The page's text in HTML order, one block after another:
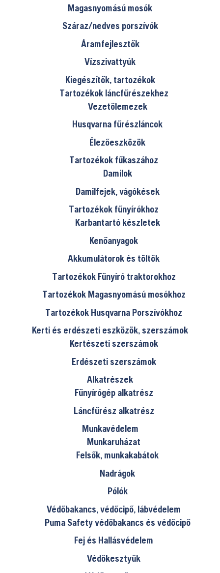
Magasnyomású mosók
Száraz/nedves porszívók
Áramfejlesztők
Vízszivattyúk
Kiegészítők, tartozékok
Tartozékok láncfűrészekhez
Vezetőlemezek
Husqvarna fűrészláncok
Élezőeszközök
Tartozékok fűkaszához
Damilok
Damilfejek, vágókések
Tartozékok fűnyírókhoz
Karbantartó készletek
Kenőanyagok
Akkumulátorok és töltők
Tartozékok Fűnyíró traktorokhoz
Tartozékok Magasnyomású mosókhoz
Tartozékok Husqvarna Porszívókhoz
Kerti és erdészeti eszközök, szerszámok
Kertészeti szerszámok
Erdészeti szerszámok
Alkatrészek
Fűnyírógép alkatrész
Láncfűrész alkatrész
Munkavédelem
Munkaruházat
Felsők, munkakabátok
Nadrágok
Pólók
Védőbakancs, védőcipő, lábvédelem
Puma Safety védőbakancs és védőcipő
Fej és Hallásvédelem
Védőkesztyűk